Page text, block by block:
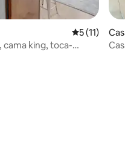
5, 8 avaliações 5 de uma
5 (11)
king, toca-